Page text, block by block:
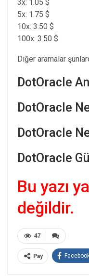
3x: 1.05 $
5x: 1.75 $
10x: 3.50 $
100x: 3.50 $
Diğer aramalar
DotOracle
DotOracle
DotOracle
DotOracle
Bu yazı
değildir.
47
Pay